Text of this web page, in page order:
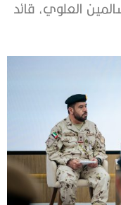
العلوي، قائد